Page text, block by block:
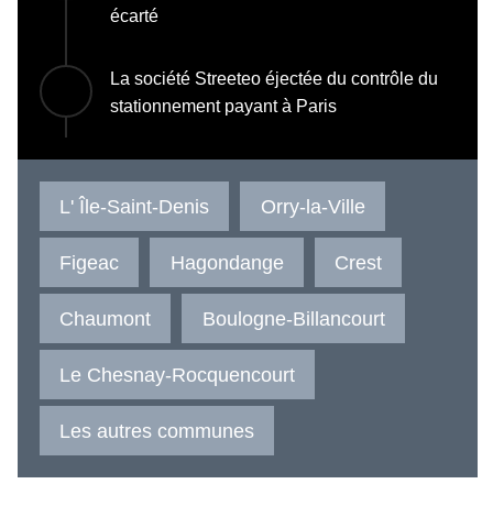
écarté
La société Streeteo éjectée du contrôle du
stationnement payant à Paris
L' Île-Saint-Denis Orry-la-Ville
Figeac Hagondange Crest
Chaumont Boulogne-Billancourt
Le Chesnay-Rocquencourt
Les autres communes